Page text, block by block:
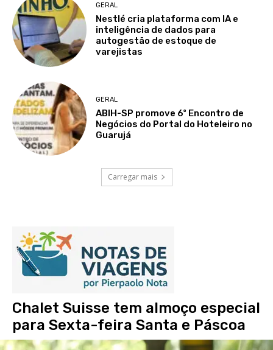
GERAL
Nestlé cria plataforma com IA e
inteligência de dados para
autogestão de estoque de
varejistas
GERAL
ABIH-SP promove 6º Encontro de
Negócios do Portal do Hoteleiro no
Guarujá
Carregar mais